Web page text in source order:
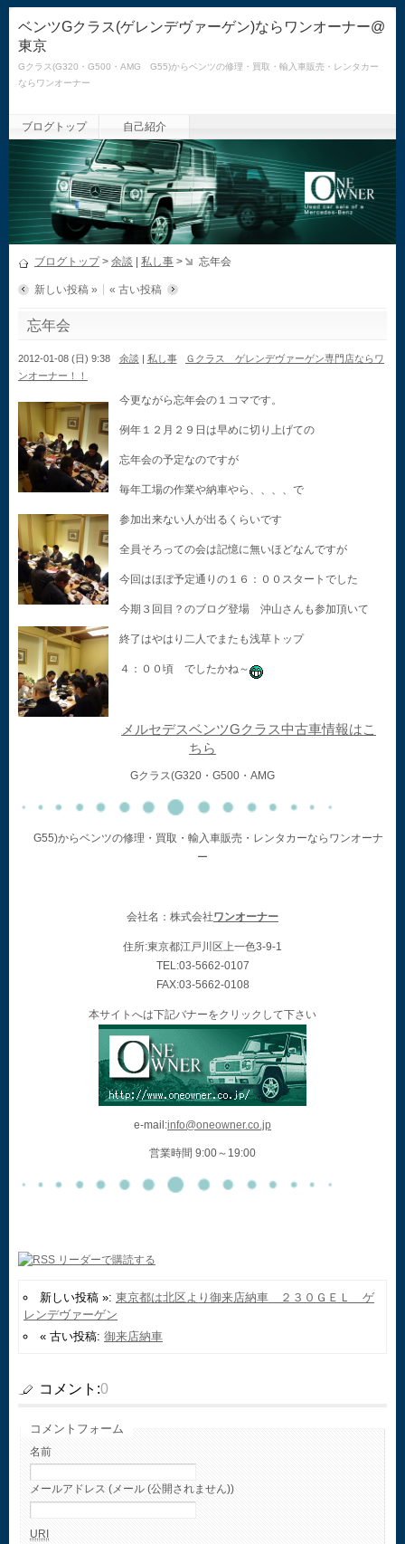
ベンツGクラス(ゲレンデヴァーゲン)ならワンオーナー@
東京
Gクラス(G320・G500・AMG G55)からベンツの修理・買取・輸入車販売・レンタカー
ならワンオーナー
ブログトップ 自己紹介
ブログトップ> 余談 私し事 > 忘年会
新しい投稿 » « 古い投稿
忘年会
2012-01-08 (日) 9:38 余談 | 私し事
Ｇクラス ゲレンデヴァーゲン専門店ならワ
ンオーナー！！
今更ながら忘年会の１コマです。
例年１２月２９日は早めに切り上げての
忘年会の予定なのですが
毎年工場の作業や納車やら、、、、で
参加出来ない人が出るくらいです
全員そろっての会は記憶に無いほどなんですが
今回はほぼ予定通りの１６：００スタートでした
今期３回目？のブログ登場 沖山さんも参加頂いて
終了はやはり二人でまたも浅草トップ
４：００頃 でしたかね～
メルセデスベンツGクラス中古車情報はこ
ちら
Gクラス(G320・G500・AMG
G55)からベンツの修理・買取・輸入車販売・レンタカーならワンオーナ
ー
会社名：株式会社ワンオーナー
住所:東京都江戸川区上一色3-9-1
TEL:03-5662-0107
FAX:03-5662-0108
本サイトへは下記バナーをクリックして下さい
e-mail:info@oneowner.co.jp
営業時間 9:00～19:00
新しい投稿 »: 東京都は北区より御来店納車 ２３０ＧＥＬ ゲ
レンデヴァーゲン
« 古い投稿: 御来店納車
コメント:0
コメントフォーム
名前
メールアドレス (メール (公開されません))
URI